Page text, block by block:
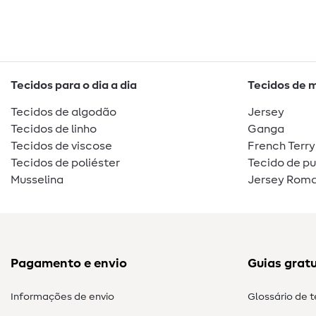
Tecidos para o dia a dia
Tecidos de algodão
Tecidos de linho
Tecidos de viscose
Tecidos de poliéster
Musselina
Tecidos de
Jersey
Ganga
French Terry
Tecido de
Jersey
Pagamento e envio
Informações de envio
Guias
Glossário de